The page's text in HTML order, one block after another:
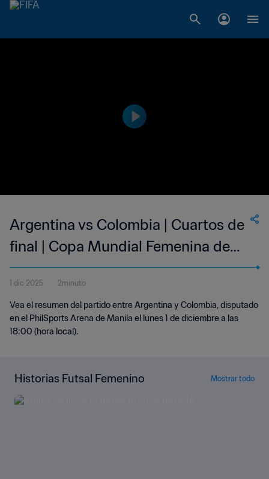
Argentina vs Colombia | Cuartos de
final | Copa Mundial Femenina de
Futsal de la FIFA Filipinas 2025™ |
Resumen
1 dic 2025 2minuto
Vea el resumen del partido entre Argentina y Colombia, disputado
en el PhilSports Arena de Manila el lunes 1 de diciembre a las
18:00 (hora local).
Historias Futsal Femenino Mostrar todo